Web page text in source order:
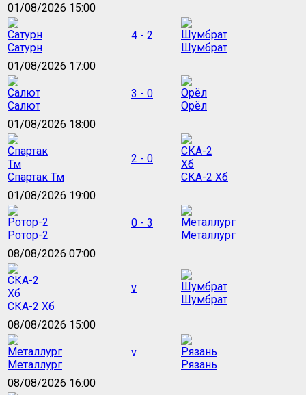
01/08/2026 15:00
Сатурн
4 - 2
Шумбрат
01/08/2026 17:00
Салют
3 - 0
Орёл
01/08/2026 18:00
Спартак Тм
2 - 0
СКА-2 Хб
01/08/2026 19:00
Ротор-2
0 - 3
Металлург
08/08/2026 07:00
СКА-2 Хб
v
Шумбрат
08/08/2026 15:00
Металлург
v
Рязань
08/08/2026 16:00